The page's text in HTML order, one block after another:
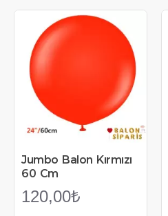
Jumbo Balon Kırmızı
60 Cm
120,00₺